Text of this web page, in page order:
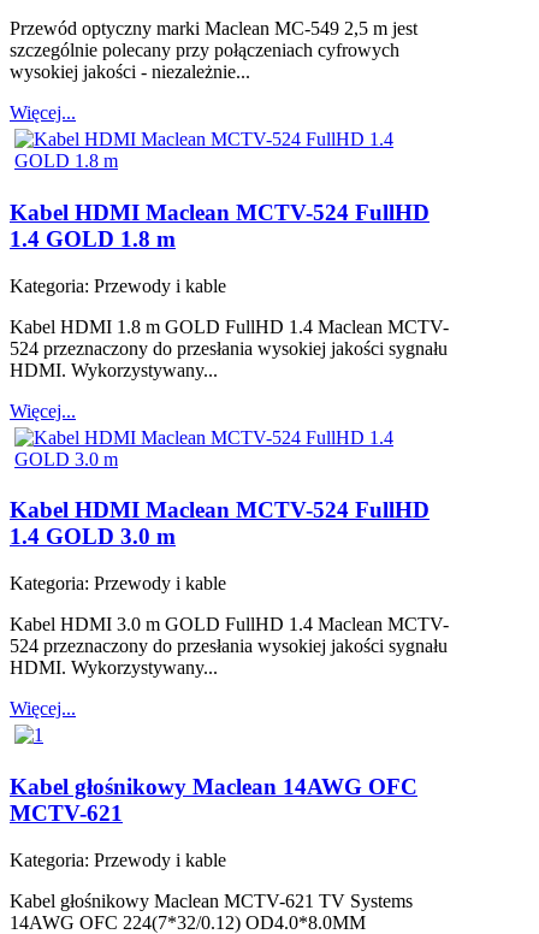
Przewód optyczny marki Maclean MC-549 2,5 m jest
szczególnie polecany przy połączeniach cyfrowych
wysokiej jakości - niezależnie...
Więcej...
Kabel HDMI Maclean MCTV-524 FullHD
1.4 GOLD 1.8 m
Kategoria: Przewody i kable
Kabel HDMI 1.8 m GOLD FullHD 1.4 Maclean MCTV-
524 przeznaczony do przesłania wysokiej jakości sygnału
HDMI. Wykorzystywany...
Więcej...
Kabel HDMI Maclean MCTV-524 FullHD
1.4 GOLD 3.0 m
Kategoria: Przewody i kable
Kabel HDMI 3.0 m GOLD FullHD 1.4 Maclean MCTV-
524 przeznaczony do przesłania wysokiej jakości sygnału
HDMI. Wykorzystywany...
Więcej...
Kabel głośnikowy Maclean 14AWG OFC
MCTV-621
Kategoria: Przewody i kable
Kabel głośnikowy Maclean MCTV-621 TV Systems
14AWG OFC 224(7*32/0.12) OD4.0*8.0MM